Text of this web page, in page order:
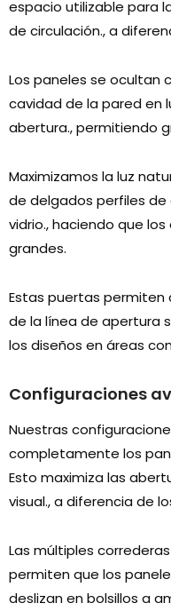
espacio utilizable para
de circulación., a
Los paneles se
cavidad de la pared en
abertura., permitiendo
Maximizamos la luz
de delgados perfiles de
vidrio., haciendo que
grandes.
Estas puertas permiten
de la línea de apertura
los diseños en áreas
Configuraciones
Nuestras
completamente los
Esto maximiza las
visual., a diferencia de
Las múltiples
permiten que los
deslizan en bolsillos a